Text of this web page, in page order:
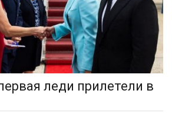
леди прилетели в